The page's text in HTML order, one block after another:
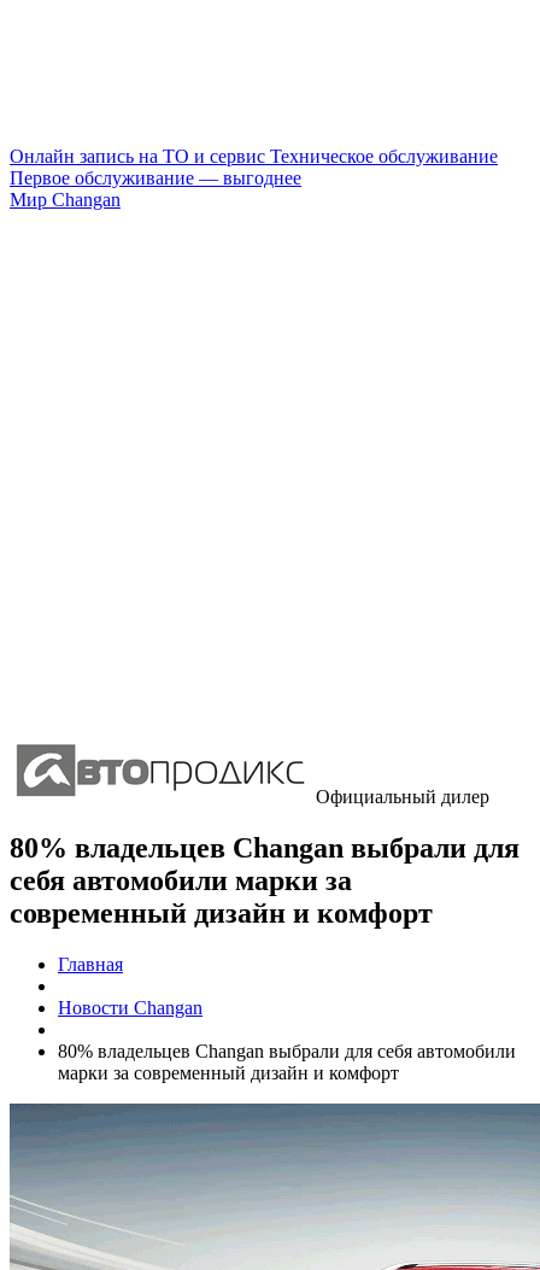
Онлайн запись на ТО и сервис Техническое обслуживание
Первое обслуживание — выгоднее
Мир Changan
Официальный дилер
80% владельцев Changan выбрали для
себя автомобили марки за
современный дизайн и комфорт
Главная
Новости Changan
80% владельцев Changan выбрали для себя автомобили
марки за современный дизайн и комфорт